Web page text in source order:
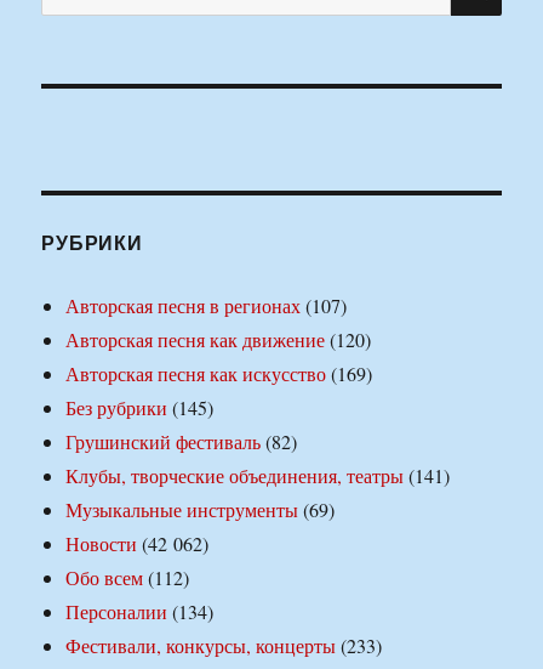
РУБРИКИ
Авторская песня в регионах(107)
Авторская песня как движение(120)
Авторская песня как искусство(169)
Без рубрики (145)
Грушинский фестиваль(82)
Клубы, творческие объединения, театры(141)
Музыкальные инструменты(69)
Новости (42 062)
Обо всем(112)
Персоналии (134)
Фестивали, конкурсы, концерты(233)